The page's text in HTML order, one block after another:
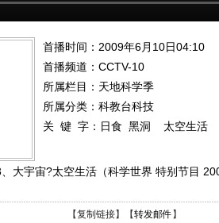
首播时间：2009年6月10日04:10
首播频道： CCTV-10
所属栏目： 天地科学季
所属分类：科教台科技
关 键 字： 日食 黑洞 太空生活
大宇宙?太空生活（科学世界 特别节目
【复制链接】【转发邮件 】